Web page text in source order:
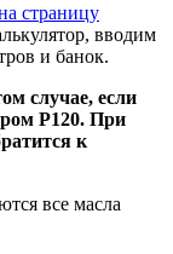
страницу
вводим
и банок.
случае, если
Р120. При
к
все масла